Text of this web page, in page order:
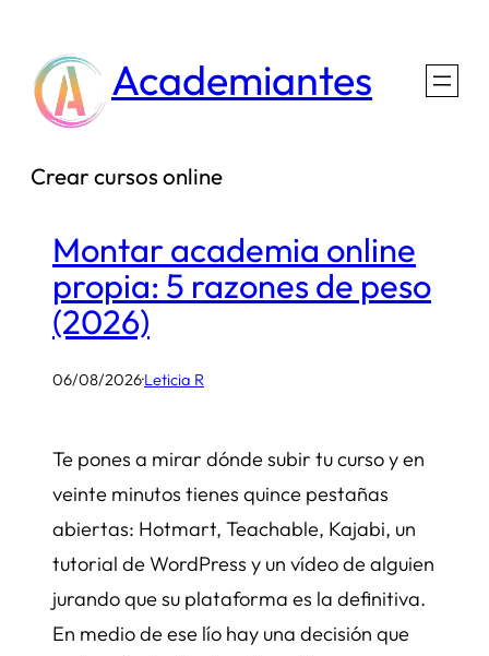
contenido
Academiantes
Crear cursos online
Montar academia online
propia: 5 razones de peso
(2026)
06/08/2026·Leticia R
Te pones a mirar dónde subir tu curso y en
veinte minutos tienes quince pestañas
abiertas: Hotmart, Teachable, Kajabi, un
tutorial de WordPress y un vídeo de alguien
jurando que su plataforma es la definitiva.
En medio de ese lío hay una decisión que